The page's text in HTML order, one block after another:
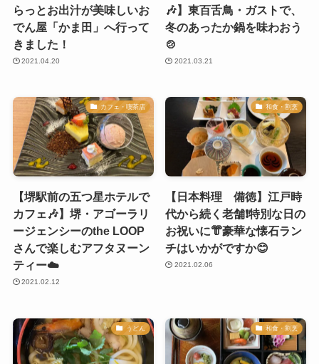
らっとお出汁が美味しいお
でん屋「かま田」へ行って
きました！
2021.04.20
🎶】東百舌鳥・ガストで、
冬のあったか鍋を味わおう
🍲
2021.03.21
カフェ・喫茶店
【堺駅前の五つ星ホテルで
カフェ🎶】堺・アゴーラリ
ージェンシーのthe LOOP
さんで楽しむアフタヌーン
ティー☁️
2021.02.12
和食・割烹
【日本料理 備徳】江戸時
代から続く老舗❗️特別な日の
お祝いに👘豪華な懐石ラン
チはいかがですか😊
2021.02.06
うどん 和食・割烹